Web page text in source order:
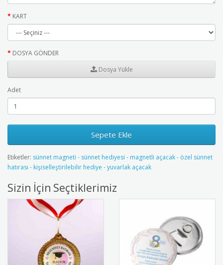
KART
DOSYA GÖNDER
Dosya Yükle
Adet
Sepete Ekle
Etiketler: sünnet magneti - sünnet hediyesi - magnetli açacak - özel sünnet
hatırası - kişiselleştirilebilir hediye - yuvarlak açacak
Sizin İçin Seçtiklerimiz